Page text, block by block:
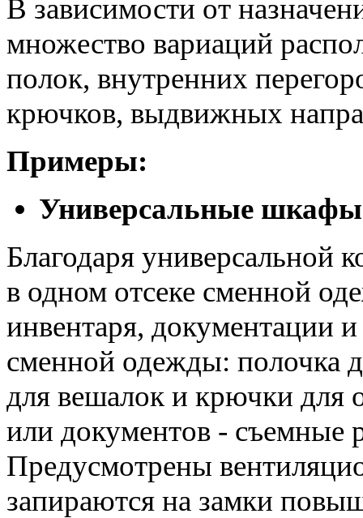
В зависимости от
множество вариаций
полок, внутренних
крючков, выдвижных
Примеры:
Универсальные
Благодаря универсальной
в одном отсеке сменной
инвентаря, документации
сменной одежды: полочка
для вешалок и крючки для
или документов - съемные
Предусмотрены
запираются на замки